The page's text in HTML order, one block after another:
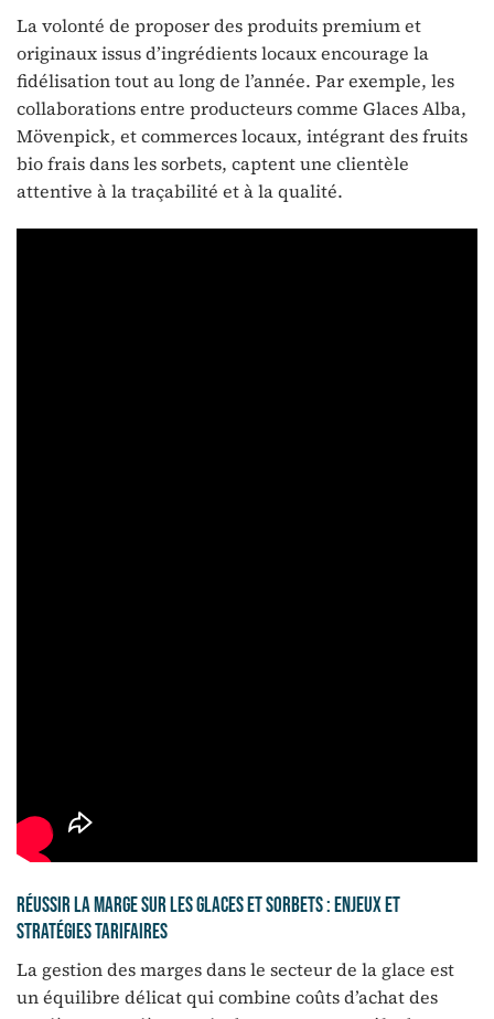
La volonté de proposer des produits premium et
originaux issus d’ingrédients locaux encourage la
fidélisation tout au long de l’année. Par exemple, les
collaborations entre producteurs comme Glaces Alba,
Mövenpick, et commerces locaux, intégrant des fruits
bio frais dans les sorbets, captent une clientèle
attentive à la traçabilité et à la qualité.
Réussir la marge sur les glaces et sorbets : enjeux et
stratégies tarifaires
La gestion des marges dans le secteur de la glace est
un équilibre délicat qui combine coûts d’achat des